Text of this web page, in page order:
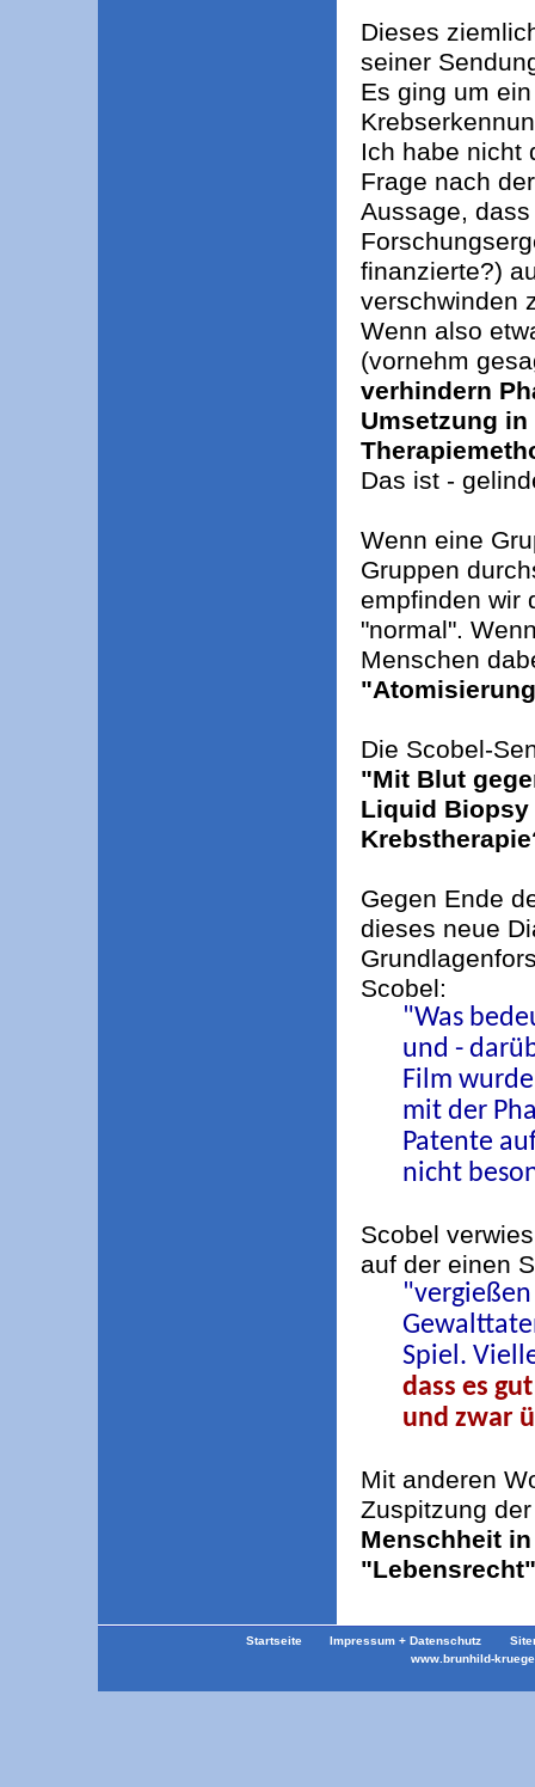
Dieses
seiner
Es ging um
Ich habe nicht
Frage nach
Aussage,
finanzierte?)
verschwinden
Wenn also
(vornehm
verhindern
Umsetzung
Das ist -
Wenn eine
Gruppen
empfinden wir
"normal".
Menschen
Die Scobel-
"Mit Blut
Liquid Biopsy
Gegen Ende
dieses neue
Scobel:
"Was
und -
Film
mit der
Patente
nicht
Scobel
auf der einen
Spiel.
dass es
und zwar
Mit anderen
Zuspitzung
Menschheit
Startseite Impressum + Datenschutz
www.brunhild-